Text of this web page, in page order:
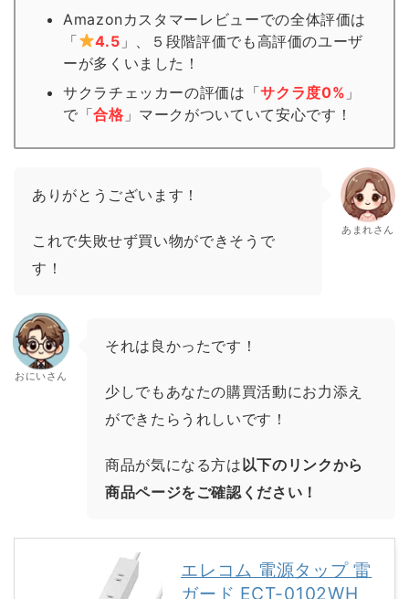
Amazonカスタマーレビューでの全体評価は
「
4.5 」、５段階評価でも高評価のユーザ
ーが多くいました！
サクラチェッカーの評価は「サクラ度0% 」
で「合格 」 マーク がついていて安心です！
ありがとうございます！
これで失敗せず買い物ができそうで
す！
あまれさん
おにいさん
それは良かったです！
少しでもあなたの購買活動にお力添え
ができたらうれしいです！
商品が気になる方は以下のリンクから
商品ページをご確認ください！
エレコム 電源タップ 雷
ガード ECT-0102WH